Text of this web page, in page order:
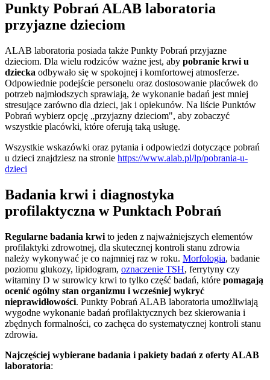
Punkty Pobrań ALAB laboratoria
przyjazne dzieciom
ALAB laboratoria posiada także Punkty Pobrań przyjazne
dzieciom. Dla wielu rodziców ważne jest, aby pobranie krwi u
dziecka odbywało się w spokojnej i komfortowej atmosferze.
Odpowiednie podejście personelu oraz dostosowanie placówek do
potrzeb najmłodszych sprawiają, że wykonanie badań jest mniej
stresujące zarówno dla dzieci, jak i opiekunów. Na liście Punktów
Pobrań wybierz opcję „przyjazny dzieciom", aby zobaczyć
wszystkie placówki, które oferują taką usługę.
Wszystkie wskazówki oraz pytania i odpowiedzi dotyczące pobrań
u dzieci znajdziesz na stronie https://www.alab.pl/lp/pobrania-u-
dzieci
Badania krwi i diagnostyka
profilaktyczna w Punktach Pobrań
Regularne badania krwi to jeden z najważniejszych elementów
profilaktyki zdrowotnej, dla skutecznej kontroli stanu zdrowia
należy wykonywać je co najmniej raz w roku. Morfologia, badanie
poziomu glukozy, lipidogram, oznaczenie TSH, ferrytyny czy
witaminy D w surowicy krwi to tylko część badań, które pomagają
ocenić ogólny stan organizmu i wcześniej wykryć
nieprawidłowości. Punkty Pobrań ALAB laboratoria umożliwiają
wygodne wykonanie badań profilaktycznych bez skierowania i
zbędnych formalności, co zachęca do systematycznej kontroli stanu
zdrowia.
Najczęściej wybierane badania i pakiety badań z oferty ALAB
laboratoria: